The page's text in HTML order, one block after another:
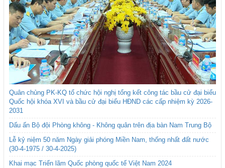
Quân chủng PK-KQ tổ chức hội nghị tổng kết công tác bầu cử đại biểu
Quốc hội khóa XVI và bầu cử đại biểu HĐND các cấp nhiệm kỳ 2026-
2031
Dấu ấn Bộ đội Phòng không - Không quân trên địa bàn Nam Trung Bộ
Lễ kỷ niệm 50 năm Ngày giải phóng Miền Nam, thống nhất đất nước
(30-4-1975 / 30-4-2025)
Khai mạc Triển lãm Quốc phòng quốc tế Việt Nam 2024